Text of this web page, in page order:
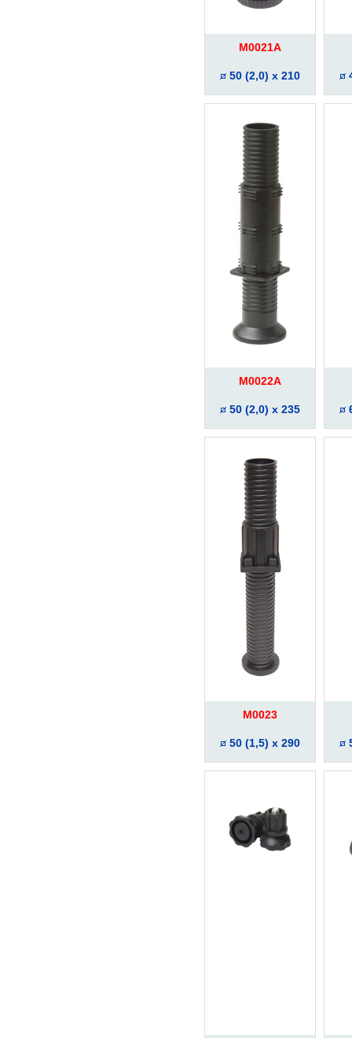
M0021A
50 (2,0) x 210
M0022A
50 (2,0) x 235
M0023
50 (1,5) x 290